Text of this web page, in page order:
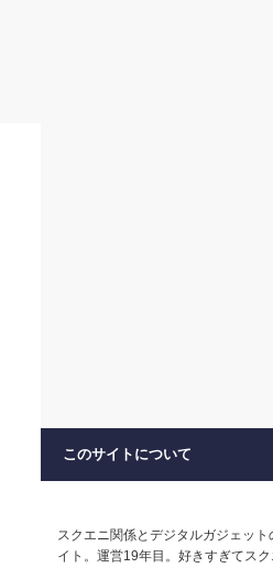
このサイトについて
スクエニ関係とデジタルガジェット
イト。運営19年目。好きすぎてスク